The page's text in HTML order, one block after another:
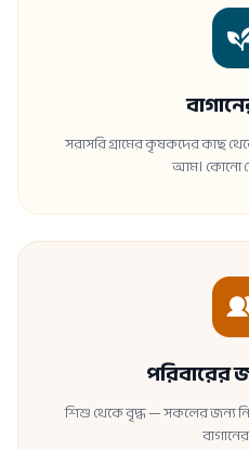
সরাসরি গ্রামের কৃষকদের কাছ
আম। কোনো
পরিবারের
শিশু থেকে বৃদ্ধ — সকলের জন্য